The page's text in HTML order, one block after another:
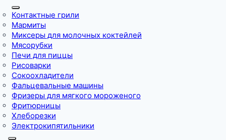
Контактные грили
Мармиты
Миксеры для молочных коктейлей
Мясорубки
Печи для пиццы
Рисоварки
Сокоохладители
Фальцевальные машины
Фризеры для мягкого мороженого
Фритюрницы
Хлеборезки
Электрокипятильники